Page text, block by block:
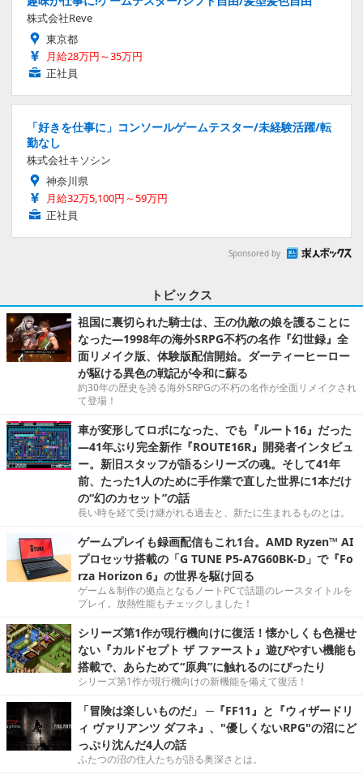
株式会社Reve
東京都
月給28万円～35万円
正社員
「好きを仕事に」コンソールゲームテスター/未経験活躍/転
勤なし
株式会社キソシン
神奈川県
月給32万5,100円～59万円
正社員
Sponsored by
トピックス
祖国に裏切られた騎士は、王の仇敵の娘を護ることに
なった―1998年の海外SRPG不朽の名作『幻世録』全
面リメイク版、体験版配信開始。ダーティーヒーロー
が駆ける異色の戦記が令和に蘇る
約30年の歴史を誇る海外SRPGの不朽の名作が全面リメイクされ
て登場！
車が変形してロボになった、でも『ルート16』だった
―41年ぶり完全新作『ROUTE16R』開発者インタビュ
ー。新旧スタッフが語るシリーズの魂。そして41年
前、たった1人のために手作業で直した世界に1本だけ
の“幻のカセット”の話
長い時を経て受け継がれる過去と、新たに生まれるものとは。
ゲームプレイも録画配信もこれ1台。AMD Ryzen™ AI
プロセッサ搭載の「G TUNE P5-A7G60BK-D」で『Fo
rza Horizon 6』の世界を駆け回る
ゲーム＆制作の拠点となるノートPCで話題のレースタイトルを
プレイ。放熱性能もチェックしました！
シリーズ第1作が現行機向けに復活！懐かしくも色褪せ
ない『カルドセプト ザ ファースト』遊びやすい機能も
搭載で、あらためて“原典”に触れるのにぴったり
シリーズ第1作が現行機向けの新機能を備えて復活！
「冒険は楽しいものだ」 ─『FF11』と『ウィザードリ
ィ ヴァリアンツ ダフネ』、"優しくないRPG"の沼にど
っぷり沈んだ4人の話
ふたつの沼の住人たちが語る奥深さとは。